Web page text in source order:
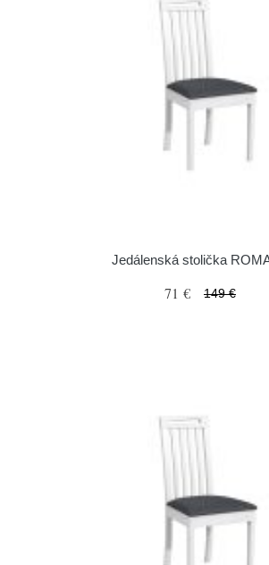
Jedálenská stolička
71 € 149 €